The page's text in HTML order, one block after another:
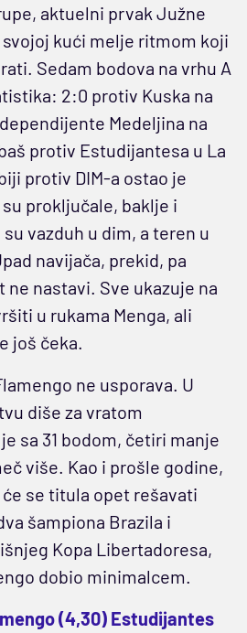
aktuelni prvak Južne
kući melje ritmom koji
Sedam bodova na vrhu A
2:0 protiv Kuska na
Medeljina na
protiv Estudijantesa u La
protiv DIM-a ostao je
proključale, baklje i
vazduh u dim, a teren u
navijača, prekid, pa
ne nastavi. Sve ukazuje na
u rukama Menga, ali
još čeka.
ne usporava. U
diše za vratom
sa 31 bodom, četiri manje
više. Kao i prošle godine,
se titula opet rešavati
šampiona Brazila i
Kopa Libertadoresa,
dobio minimalcem.
(4,30) Estudijantes